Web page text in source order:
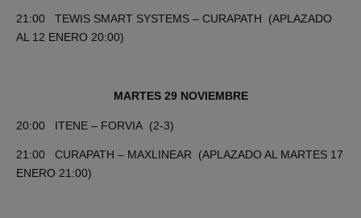
21:00 TEWIS SMART SYSTEMS – CURAPATH (APLAZADO
AL 12 ENERO 20:00)
MARTES 29 NOVIEMBRE
20:00 ITENE – FORVIA (2-3)
21:00 CURAPATH – MAXLINEAR (APLAZADO AL MARTES 17
ENERO 21:00)